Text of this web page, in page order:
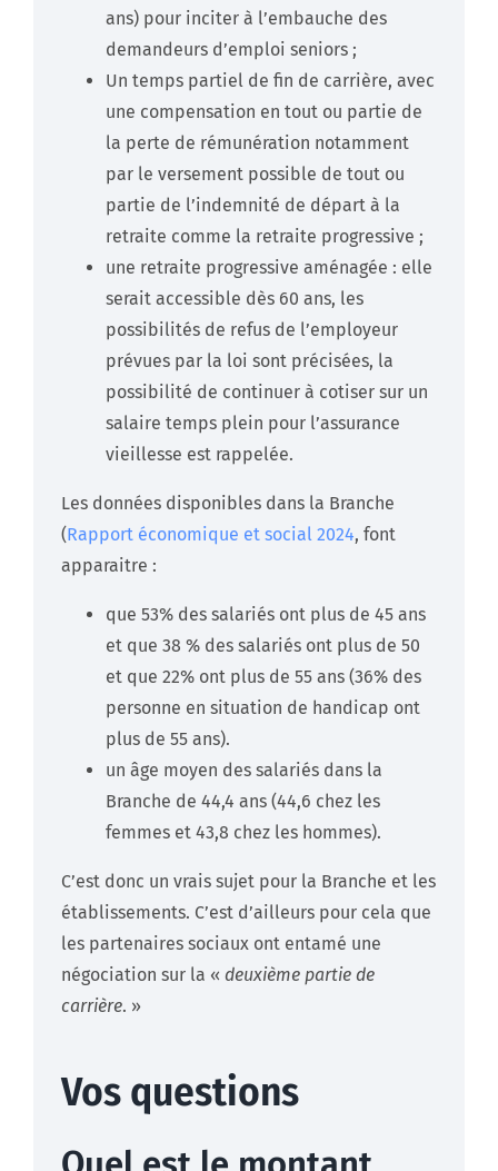
ans) pour inciter à l’embauche des
demandeurs d’emploi seniors ;
Un temps partiel de fin de carrière, avec
une compensation en tout ou partie de
la perte de rémunération notamment
par le versement possible de tout ou
partie de l’indemnité de départ à la
retraite comme la retraite progressive ;
une retraite progressive aménagée : elle
serait accessible dès 60 ans, les
possibilités de refus de l’employeur
prévues par la loi sont précisées, la
possibilité de continuer à cotiser sur un
salaire temps plein pour l’assurance
vieillesse est rappelée.
Les données disponibles dans la Branche
(Rapport économique et social 2024, font
apparaitre :
que 53% des salariés ont plus de 45 ans
et que 38 % des salariés ont plus de 50
et que 22% ont plus de 55 ans (36% des
personne en situation de handicap ont
plus de 55 ans).
un âge moyen des salariés dans la
Branche de 44,4 ans (44,6 chez les
femmes et 43,8 chez les hommes).
C’est donc un vrais sujet pour la Branche et les
établissements. C’est d’ailleurs pour cela que
les partenaires sociaux ont entamé une
négociation sur la « deuxième partie de
carrière. »
Vos questions